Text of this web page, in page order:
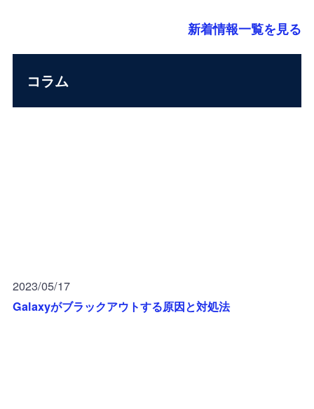
新着情報一覧を見る
コラム
2023/05/17
Galaxyがブラックアウトする原因と対処法